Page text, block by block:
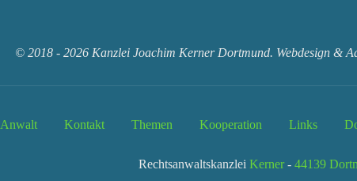
© 2018 - 2026 Kanzlei Joachim Kerner Dortmund. Webdesign &
Anwalt Kontakt Themen Kooperation Links
Rechtsanwaltskanzlei Kerner - 44139